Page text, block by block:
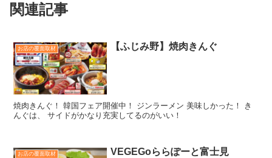
関連記事
お店の覆面取材 【ふじみ野】焼肉きんぐ
焼肉きんぐ！ 韓国フェア開催中！ ジンラーメン 美味しかった！ き
んぐは、 サイドがかなり充実してるのがいい！
お店の覆面取材 VEGEGoららぽーと富士見